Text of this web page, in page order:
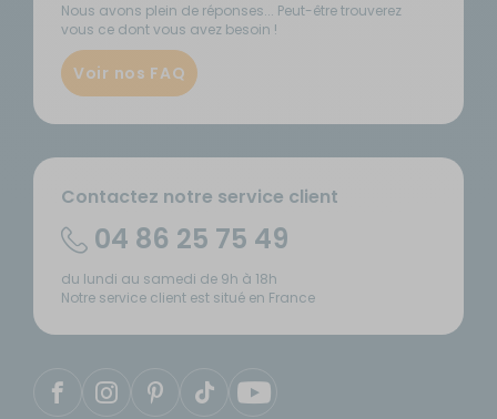
Nous avons plein de réponses... Peut-être trouverez
vous ce dont vous avez besoin !
Voir nos FAQ
Contactez notre service client
04 86 25 75 49
du lundi au samedi de 9h à 18h
Notre service client est situé en France